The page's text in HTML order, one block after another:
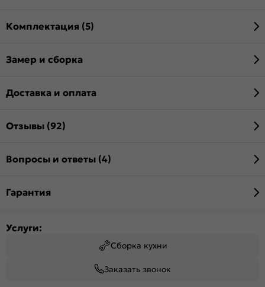
Комплектация (5)
Замер и сборка
Доставка и оплата
Отзывы (92)
Вопросы и ответы (4)
Гарантия
Услуги:
Сборка кухни
Заказать звонок